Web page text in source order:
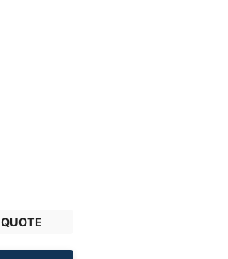
QUOTE